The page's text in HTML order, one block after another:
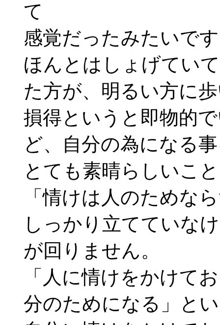
て
感覚だったみたいで
ほんとはしょげてい
た方が、明るい方に
損得というと即物的
ど、自分の為になる
とても素晴らしいこ
「情けは人のためな
しっかり立てていな
が回りません。
「人に情けをかけて
分のためになる」と